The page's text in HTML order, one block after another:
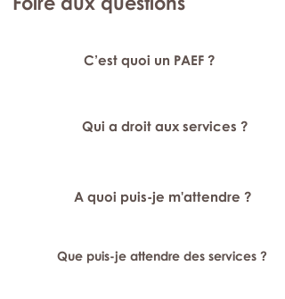
C’est quoi un PAEF ?
Qui a droit aux services ?
A quoi puis-je m'attendre ?
Que puis-je attendre des services ?